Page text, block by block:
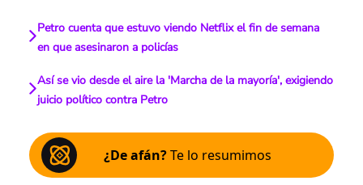
Petro cuenta que estuvo viendo Netflix el fin de semana
en que asesinaron a policías
Así se vio desde el aire la 'Marcha de la mayoría', exigiendo
juicio político contra Petro
¿De afán?Te lo resumimos